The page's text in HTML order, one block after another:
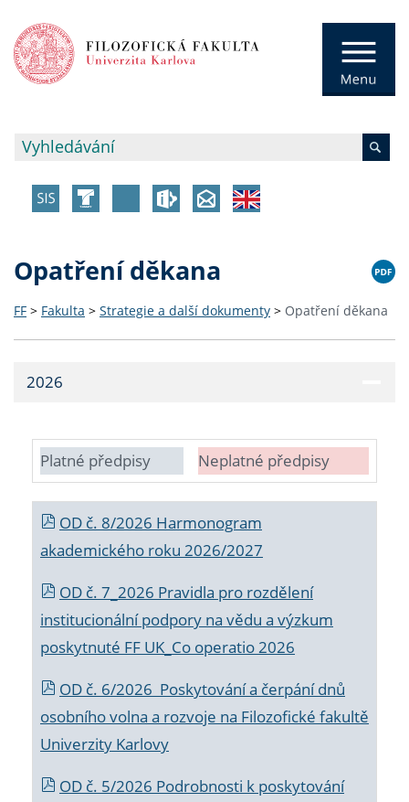
Opatření děkana
FF > Fakulta > Strategie a další dokumenty > Opatření děkana
2026
Platné předpisy Neplatné předpisy
OD č. 8/2026 Harmonogram
akademického roku 2026/2027
OD č. 7_2026 Pravidla pro rozdělení
institucionální podpory na vědu a výzkum
poskytnuté FF UK_Co operatio 2026
OD č. 6/2026 Poskytování a čerpání dnů
osobního volna a rozvoje na Filozofické fakultě
Univerzity Karlovy
OD č. 5/2026 Podrobnosti k poskytování